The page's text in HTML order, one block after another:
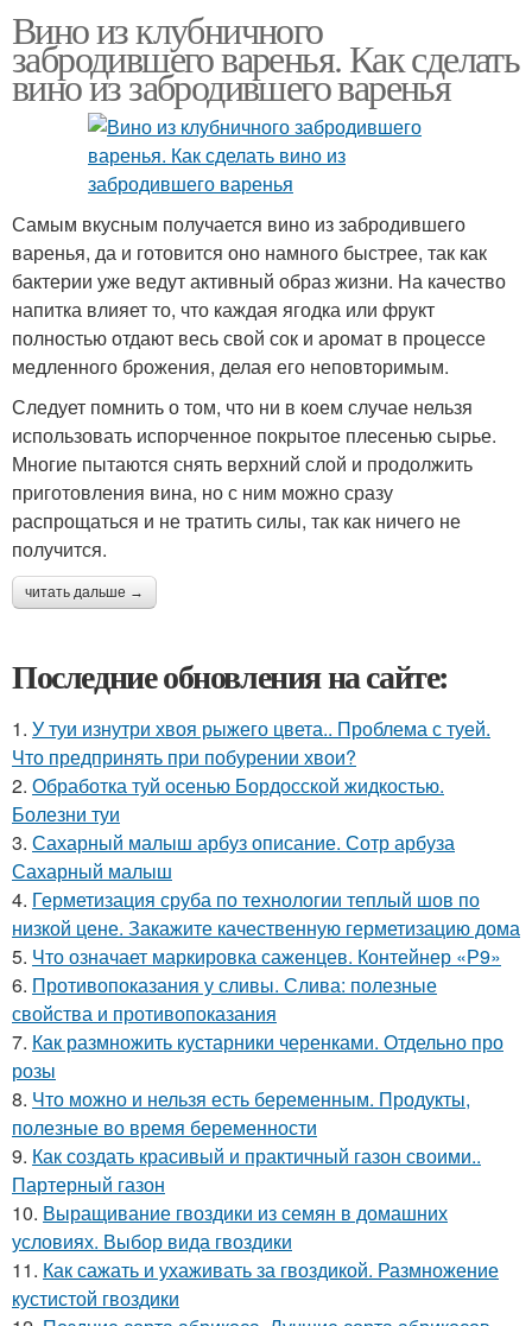
Вино из клубничного
забродившего варенья. Как сделать
вино из забродившего варенья
Самым вкусным получается вино из забродившего
варенья, да и готовится оно намного быстрее, так как
бактерии уже ведут активный образ жизни. На качество
напитка влияет то, что каждая ягодка или фрукт
полностью отдают весь свой сок и аромат в процессе
медленного брожения, делая его неповторимым.
Следует помнить о том, что ни в коем случае нельзя
использовать испорченное покрытое плесенью сырье.
Многие пытаются снять верхний слой и продолжить
приготовления вина, но с ним можно сразу
распрощаться и не тратить силы, так как ничего не
получится.
читать дальше →
Последние обновления на сайте:
1. У туи изнутри хвоя рыжего цвета.. Проблема с туей.
Что предпринять при побурении хвои?
2. Обработка туй осенью Бордосской жидкостью.
Болезни туи
3. Сахарный малыш арбуз описание. Сотр арбуза
Сахарный малыш
4. Герметизация сруба по технологии теплый шов по
низкой цене. Закажите качественную герметизацию дома
5. Что означает маркировка саженцев. Контейнер «Р9»
6. Противопоказания у сливы. Слива: полезные
свойства и противопоказания
7. Как размножить кустарники черенками. Отдельно про
розы
8. Что можно и нельзя есть беременным. Продукты,
полезные во время беременности
9. Как создать красивый и практичный газон своими..
Партерный газон
10. Выращивание гвоздики из семян в домашних
условиях. Выбор вида гвоздики
11. Как сажать и ухаживать за гвоздикой. Размножение
кустистой гвоздики